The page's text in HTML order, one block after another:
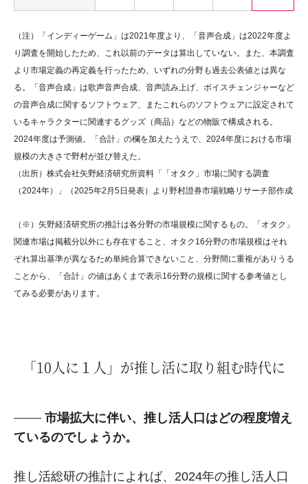
（注）「インディーゲーム」は2021年度より、「音声合成」は2022年度よ
り調査を開始したため、これ以前のデータは算出していない。また、本調査
より市場定義の再定義を行ったため、いずれの分野も過去公表値とは異な
る。「音声合成」は歌声音声合成、音声読み上げ、ボイスチェンジャーなど
の音声合成に関するソフトウェア、またこれらのソフトウェアに設定されて
いるキャラクターに関連するグッズ（商品）などの物販で構成される。
2024年度は予測値。「合計」の欄を加えたうえで、2024年度における市場
規模の大きさで野村が並び替えた。
（出所）株式会社矢野経済研究所資料「「オタク」市場に関する調査
（2024年）」（2025年2月5日発表）より野村證券市場戦略リサーチ部作成
（※）矢野経済研究所の推計は各分野の市場規模に関するもの。「オタク」
関連市場は掲載分以外にも存在すること、オタク16分野の市場規模はそれ
ぞれ算出基準が異なるため単純合算できないこと、分野間に重複がありうる
ことから、「合計」の値はあくまで表示16分野の規模に関する参考値とし
てみる必要があります。
「10人に１人」が推し活に取り組む時代に
市場拡大に伴い、推し活人口はどの程度増え
ているのでしょうか。
推し活総研の推計によれば、2024年の推し活人口